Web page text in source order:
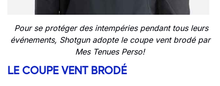
Pour se protéger des intempéries pendant tous leurs
événements, Shotgun adopte le coupe vent brodé par
Mes Tenues Perso!
LE COUPE VENT BRODÉ